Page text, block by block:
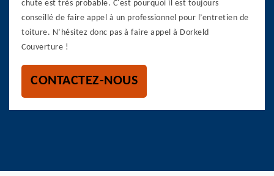
chute est très probable. C'est pourquoi il est toujours
conseillé de faire appel à un professionnel pour l’entretien de
toiture. N’hésitez donc pas à faire appel à Dorkeld
Couverture !
CONTACTEZ-NOUS